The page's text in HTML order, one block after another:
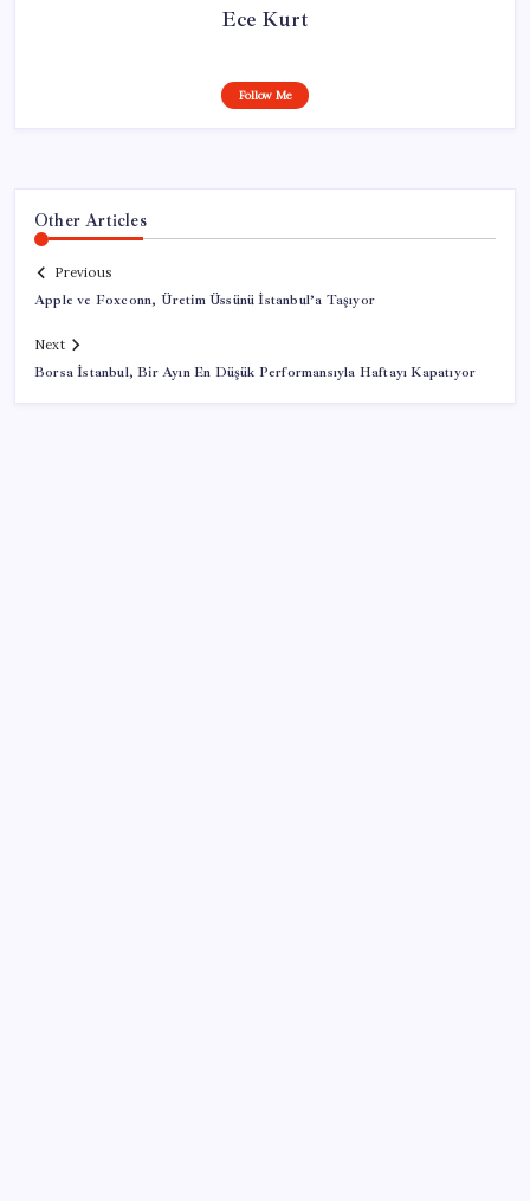
Ece Kurt
Follow Me
Other Articles
Previous
Apple ve Foxconn, Üretim Üssünü İstanbul’a Taşıyor
Next
Borsa İstanbul, Bir Ayın En Düşük Performansıyla Haftayı Kapatıyor